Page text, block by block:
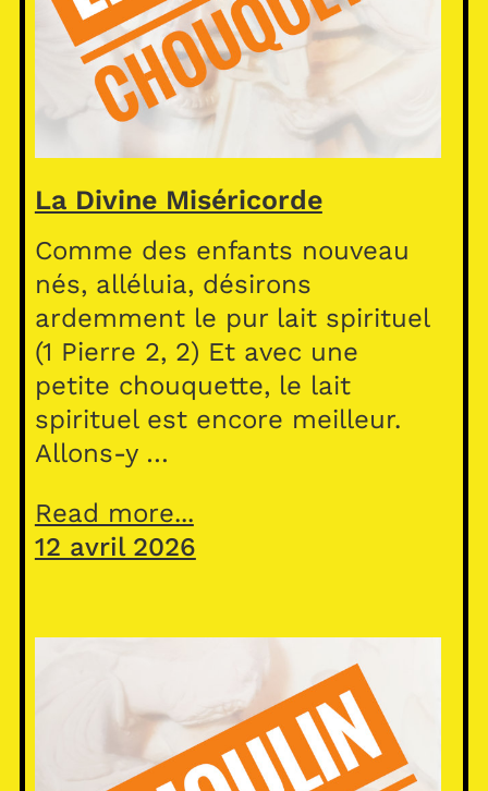
La Divine Miséricorde
Comme des enfants nouveau
nés, alléluia, désirons
ardemment le pur lait spirituel
(1 Pierre 2, 2) Et avec une
petite chouquette, le lait
spirituel est encore meilleur.
Allons-y …
Read more...
12 avril 2026